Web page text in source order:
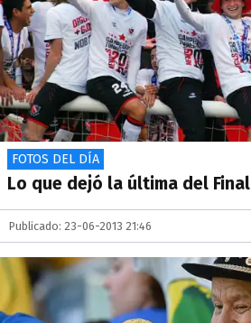
FOTOS DEL DÍA
Lo que dejó la última del Final
Publicado: 23-06-2013 21:46